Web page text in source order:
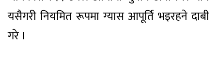
यसैगरी नियमित रूपमा ग्यास आपूर्ति भइरहने दाबी
गरे ।